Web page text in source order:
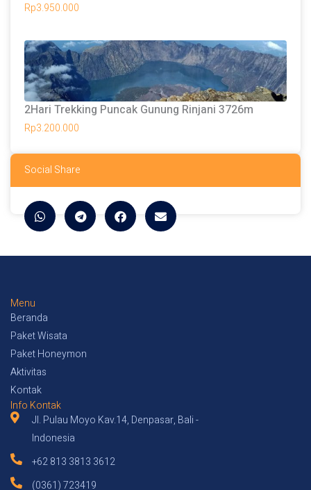
Rp3.950.000
2Hari Trekking Puncak Gunung Rinjani 3726m
Rp3.200.000
Social Share
Menu
Beranda
Paket Wisata
Paket Honeymon
Aktivitas
Kontak
Info Kontak
Jl. Pulau Moyo Kav.14, Denpasar, Bali -
Indonesia
+62 813 3813 3612
(0361) 723419